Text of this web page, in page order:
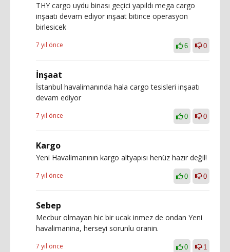
THY cargo uydu binası geçici yapıldı mega cargo
inşaatı devam ediyor ınşaat bitince operasyon
birlesicek
7 yıl önce 6 0
İnşaat
İstanbul havalimanında hala cargo tesisleri inşaatı
devam ediyor
7 yıl önce 0 0
Kargo
Yeni Havalimanının kargo altyapısı henüz hazır değil!
7 yıl önce 0 0
Sebep
Mecbur olmayan hic bir ucak inmez de ondan Yeni
havalimanina, herseyi sorunlu oranin.
7 yıl önce 0 1